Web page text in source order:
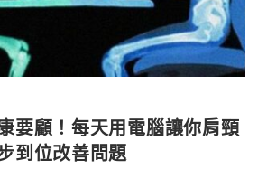
要顧！每天用電腦讓你肩頸
到位改善問題